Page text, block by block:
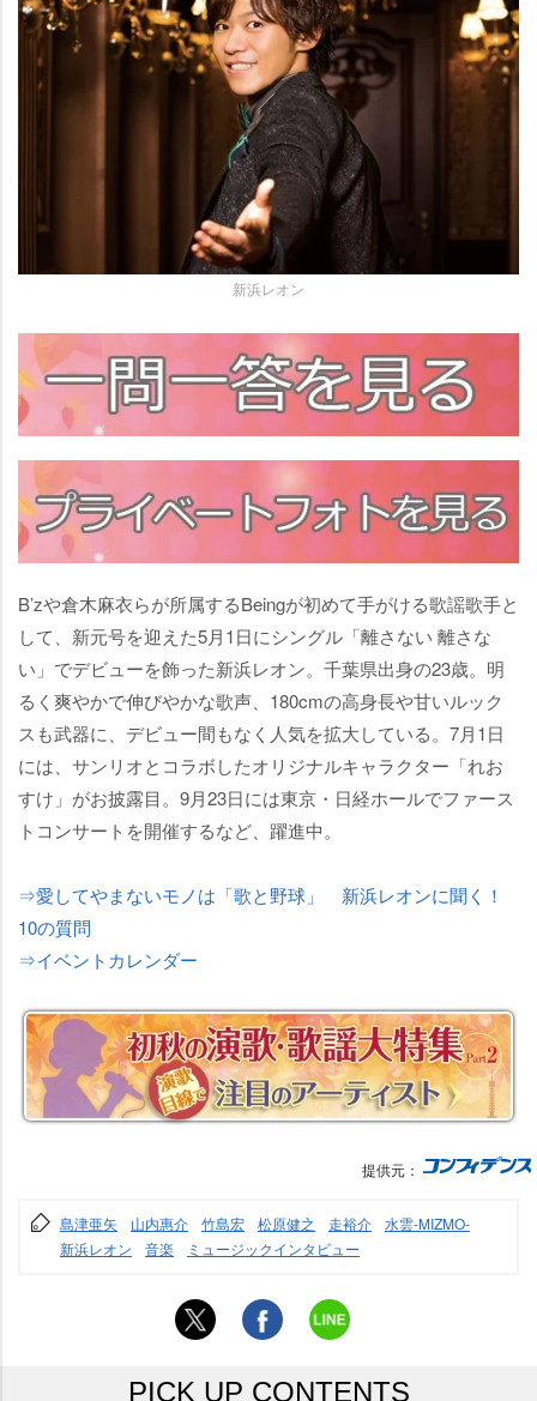
新浜レオン
B’zや倉木麻衣らが所属するBeingが初めて手がける歌謡歌手と
して、新元号を迎えた5月1日にシングル「離さない 離さな
い」でデビューを飾った新浜レオン。千葉県出身の23歳。明
るく爽やかで伸びやかな歌声、180cmの高身長や甘いルック
スも武器に、デビュー間もなく人気を拡大している。7月1日
には、サンリオとコラボしたオリジナルキャラクター「れお
すけ」がお披露目。9月23日には東京・日経ホールでファース
トコンサートを開催するなど、躍進中。
⇒愛してやまないモノは「歌と野球」 新浜レオンに聞く！
10の質問
⇒イベントカレンダー
提供元：
島津亜矢 山内惠介 竹島宏 松原健之 走裕介
水雲-MIZMO-
新浜レオン
音楽 ミュージックインタビュー
PICK UP CONTENTS